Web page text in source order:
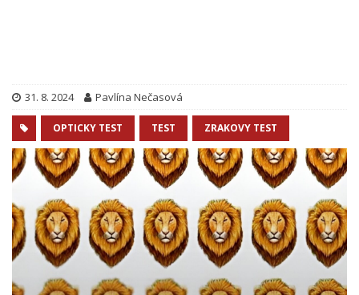
31. 8. 2024 Pavlína Nečasová
OPTICKY TEST TEST ZRAKOVY TEST